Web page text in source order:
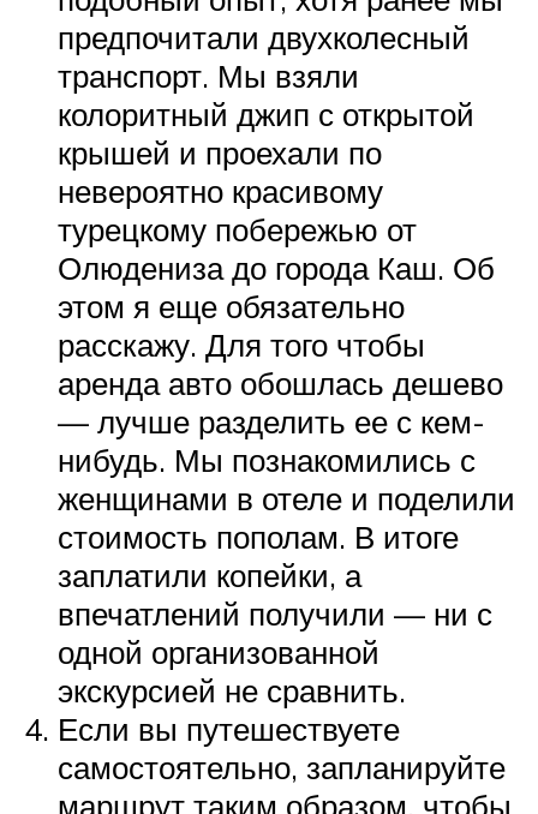
предпочитали двухколесный
транспорт. Мы взяли
колоритный джип с открытой
крышей и проехали по
невероятно красивому
турецкому побережью от
Олюдениза до города Каш. Об
этом я еще обязательно
расскажу. Для того чтобы
аренда авто обошлась дешево
— лучше разделить ее с кем-
нибудь. Мы познакомились с
женщинами в отеле и поделили
стоимость пополам. В итоге
заплатили копейки, а
впечатлений получили — ни с
одной организованной
экскурсией не сравнить.
Если вы путешествуете
самостоятельно, запланируйте
маршрут таким образом, чтобы